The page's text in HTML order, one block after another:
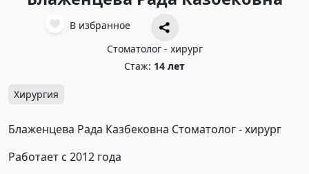
В избранное
Стоматолог - хирург
Стаж: 14 лет
Хирургия
Блаженцева Рада Казбековна Стоматолог - хирург
Работает с 2012 года